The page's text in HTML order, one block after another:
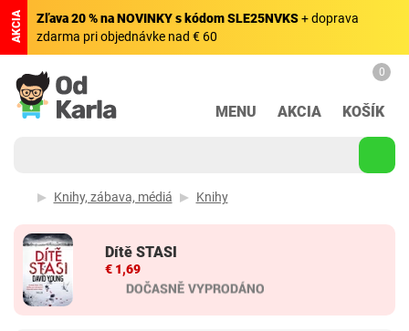
AKCIA Zľava 20 % na NOVINKY s kódom SLE25NVKS+ doprava
zdarma pri objednávke nad € 60
MENU AKCIA
0
KOŠÍK
Knihy, zábava, médiá Knihy
Dítě STASI
€ 1,69